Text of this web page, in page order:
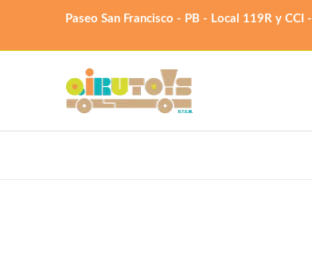
contenido
Paseo San Francisco - PB - Local 119R y CCI